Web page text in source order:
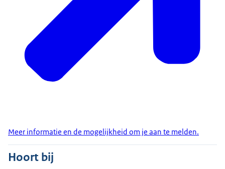
Meer informatie en de mogelijkheid om je aan te melden.
Hoort bij